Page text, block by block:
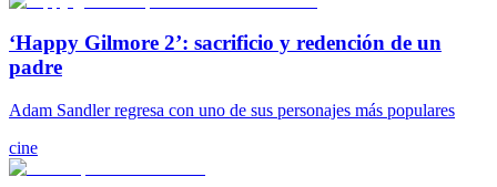
‘Happy Gilmore 2’: sacrificio y redención de un
padre
Adam Sandler regresa con uno de sus personajes más populares
cine